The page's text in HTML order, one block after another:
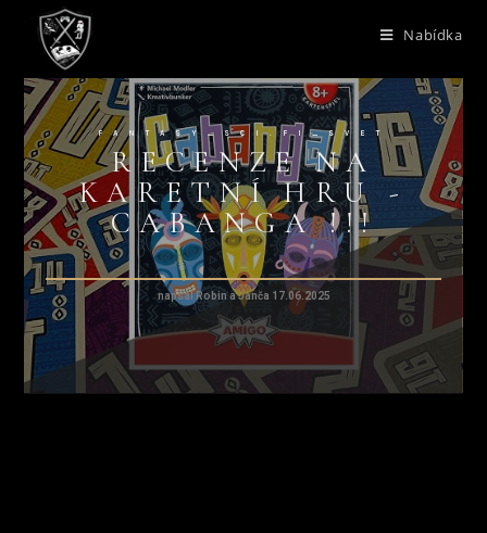
Nabídka
FANTASY_SCI.FI_SVET
RECENZE NA
KARETNÍ HRU -
CABANGA !!!
napsal Robin a Janča 17.06.2025